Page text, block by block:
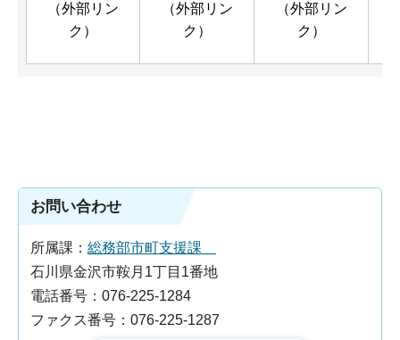
（外部リン
ク）
（外部リン
ク）
（外部リン
ク）
お問い合わせ
所属課： 総務部市町支援課
石川県金沢市鞍月1丁目1番地
電話番号：076-225-1284
ファクス番号：076-225-1287